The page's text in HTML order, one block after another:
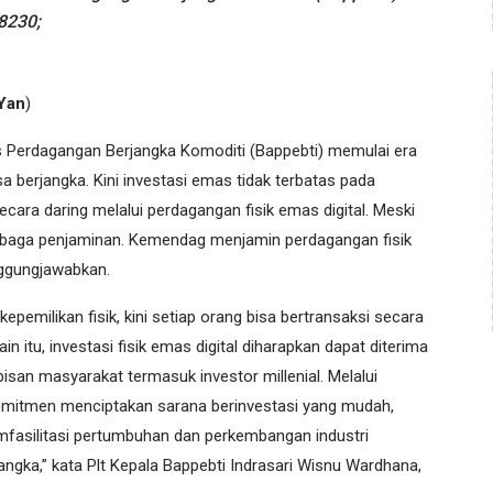
)
Perdagangan Berjangka Komoditi (Bappebti) memulai era
berjangka. Kini investasi emas tidak terbatas pada
daring melalui perdagangan fisik emas digital. Meski
penjaminan. Kemendag menjamin perdagangan fisik
fisik, kini setiap orang bisa bertransaksi secara
itu, investasi fisik emas digital diharapkan dapat diterima
masyarakat termasuk investor millenial. Melalui
menciptakan sarana berinvestasi yang mudah,
pertumbuhan dan perkembangan industri
kata Plt Kepala Bappebti Indrasari Wisnu Wardhana,